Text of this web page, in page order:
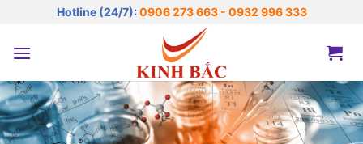
nội
Hotline (24/7): 0906 273 663 - 0932 996 333